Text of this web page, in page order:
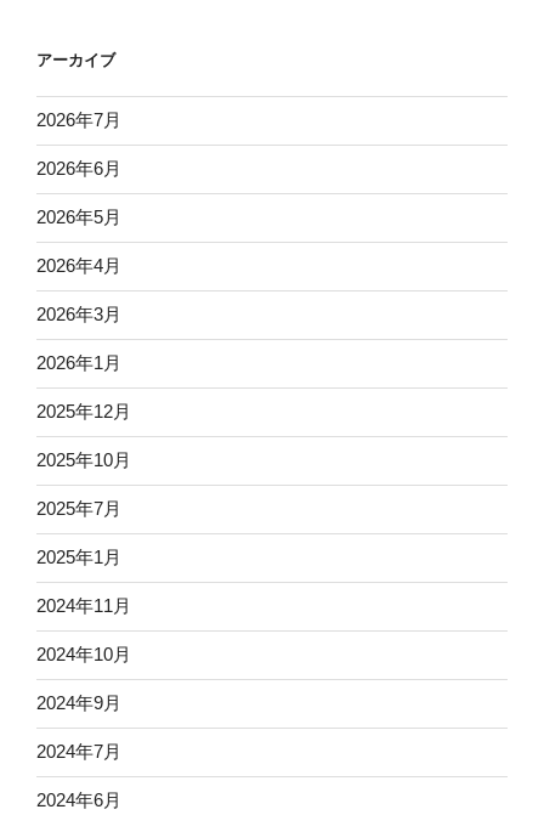
アーカイブ
2026年7月
2026年6月
2026年5月
2026年4月
2026年3月
2026年1月
2025年12月
2025年10月
2025年7月
2025年1月
2024年11月
2024年10月
2024年9月
2024年7月
2024年6月